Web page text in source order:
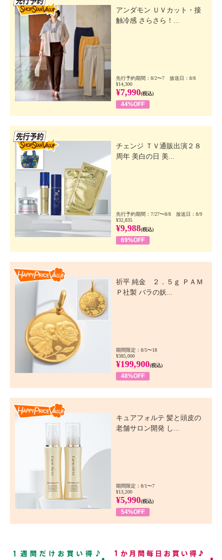
アンダモン ＵＶカット・接
触冷感 さらさら！...
先行予約期間：8/2〜7 放送日：8/8
¥14,300
¥7,990(税込)
44%OFF
チェンジ ＴＶ通販出演２８
周年 美白の日 美...
先行予約期間：7/27〜8/8 放送日：8/9
¥32,835
¥9,988(税込)
69%OFF
祈平 純金 ２．５ｇ ＰＡＭ
Ｐ社製 バラの妖...
期間限定：8/5〜18
¥385,000
¥199,900(税込)
48%OFF
キュアフォルテ 髪と頭皮の
老舗サロン開発 し...
期間限定：8/1〜7
¥13,200
¥5,990(税込)
54%OFF